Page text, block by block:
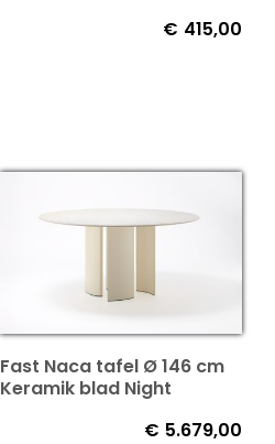
€ 415,00
Fast Naca tafel Ø 146 cm
Keramik blad Night
€ 5.679,00